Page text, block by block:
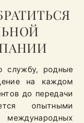
службу, родные
на каждом
до передачи
опытными